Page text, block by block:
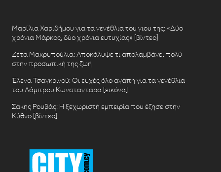
Μαρίλια Χαριδήμου για τα γενέθλια του γιου της: «Δύο
χρόνια Μάρκος, δύο χρόνια ευτυχίας» [βίντεο]
Ζέτα Μακρυπούλια: Αποκάλυψε τι απολαμβάνει πολύ
στην προσωπική της ζωή
Έλενα Τσαγκρινού: Οι ευχές όλο αγάπη για τα γενέθλια
του Λάμπρου Κωνσταντάρα [εικόνα]
Σάκης Ρουβάς: Η ξεχωριστή εμπειρία που έζησε στην
Κύθνο [βίντεο]